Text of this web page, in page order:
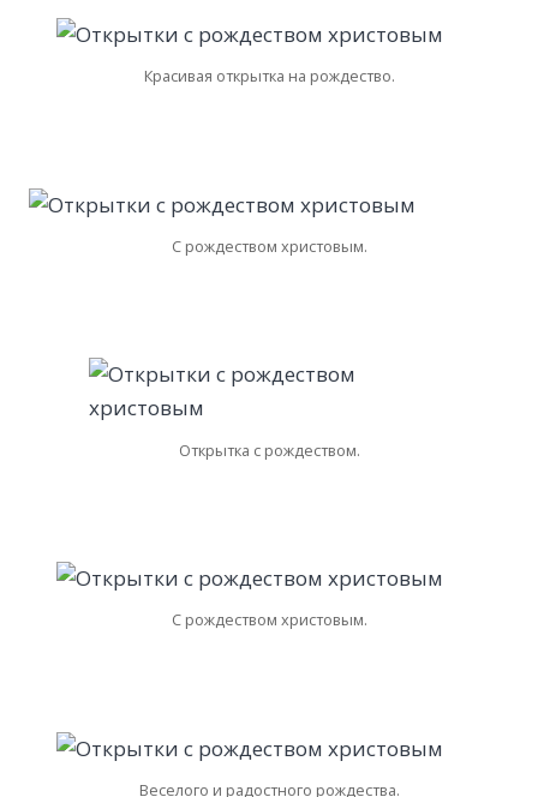
Красивая открытка на рождество.
С рождеством христовым.
Открытка с рождеством.
С рождеством христовым.
Веселого и радостного рождества.